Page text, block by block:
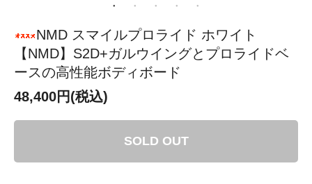
NMD スマイルプロライド ホワイト
【NMD】S2D+ガルウイングとプロライドベ
ースの高性能ボディボード
48,400円(税込)
SOLD OUT